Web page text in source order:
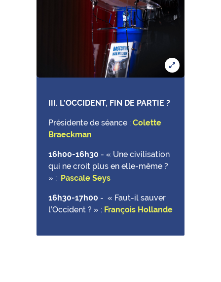
III. L’OCCIDENT, FIN DE PARTIE ?
Présidente de séance : Colette
Braeckman
16h00-16h30 - « Une civilisation
qui ne croit plus en elle-même ?
» : Pascale Seys
16h30-17h00 - « Faut-il sauver
l’Occident ? » : François Hollande